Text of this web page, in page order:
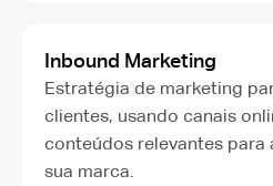
Inbound Marketing
Estratégia de marketing
clientes, usando canais
conteúdos relevantes para
sua marca.